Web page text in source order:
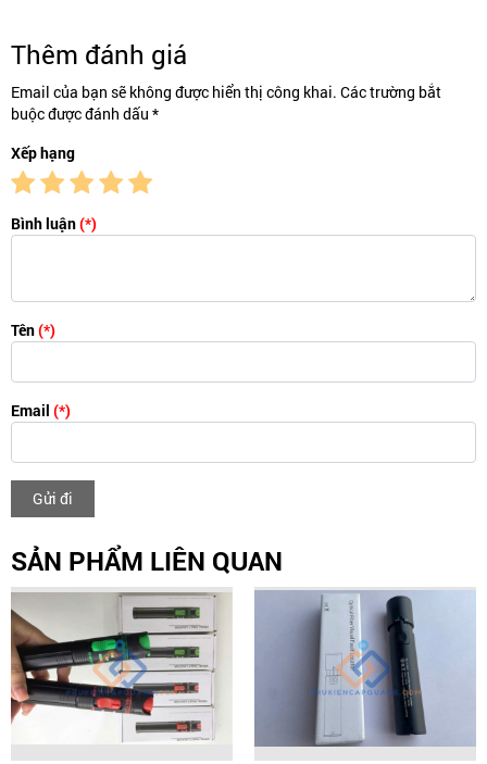
Thêm đánh giá
Email của bạn sẽ không được hiển thị công khai. Các trường bắt
buộc được đánh dấu *
Xếp hạng
Bình luận(*)
Tên(*)
Email (*)
Gửi đi
SẢN PHẨM LIÊN QUAN